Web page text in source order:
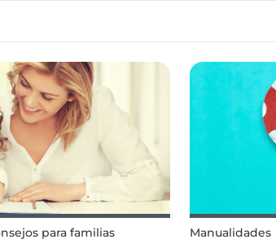
para familias Manualidades